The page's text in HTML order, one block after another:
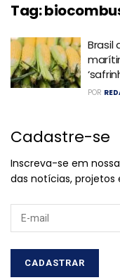
Tag:
Brasil
POR
Cadastre-se
Inscreva-se em
das notícias, projetos